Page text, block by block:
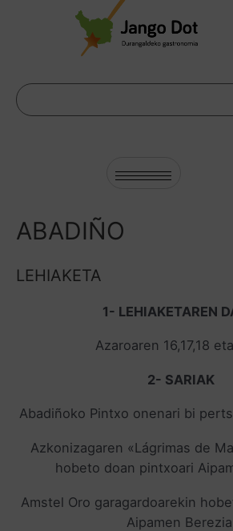
ABADIÑO
LEHIAKETA
1- LEHIAKETAREN
Azaroaren 16,17,18
2- SARIAK
Abadiñoko Pintxo onenari bi
Azkonizagaren «Lágrimas de
hobeto doan pintxoari
Amstel Oro garagardoarekin
Aipamen Berezia